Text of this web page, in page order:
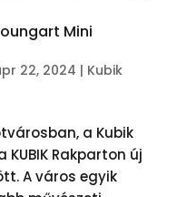
Mini
22, 2024 | Kubik
a Kubik
Rakparton új
A város egyik